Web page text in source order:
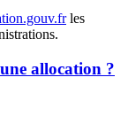
les
allocation ?